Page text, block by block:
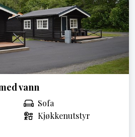
vann
Sofa
Kjøkkenutstyr